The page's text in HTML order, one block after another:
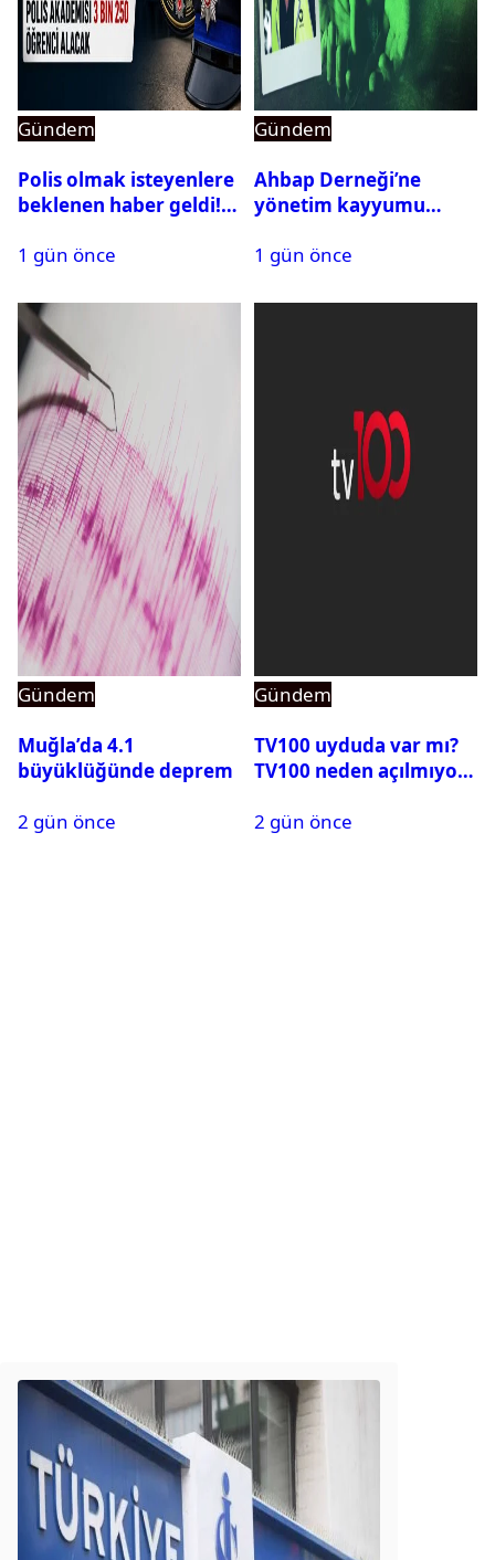
Gündem
Polis olmak isteyenlere
beklenen haber geldi!
1 gün önce
Gündem
Ahbap Derneği’ne
yönetim kayyumu
açıldı
1 gün önce
Gündem
Muğla’da 4.1
büyüklüğünde deprem
2 gün önce
Gündem
TV100 uyduda var mı?
TV100 neden açılmıyor?
2 gün önce